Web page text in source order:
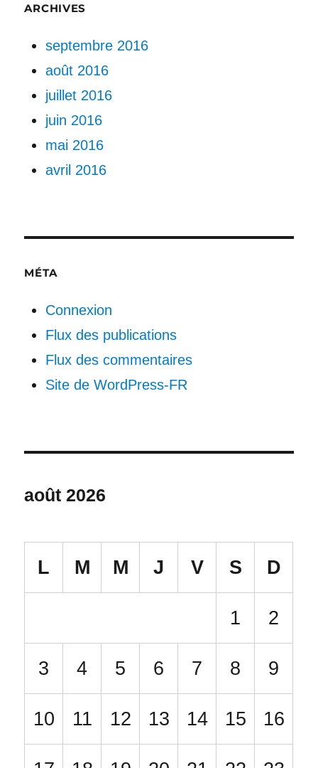
ARCHIVES
septembre 2016
août 2016
juillet 2016
juin 2016
mai 2016
avril 2016
MÉTA
Connexion
Flux des publications
Flux des commentaires
Site de WordPress-FR
août 2026
L M M J V S D
1 2
3 4 5 6 7 8 9
10 11 12 13 14 15 16